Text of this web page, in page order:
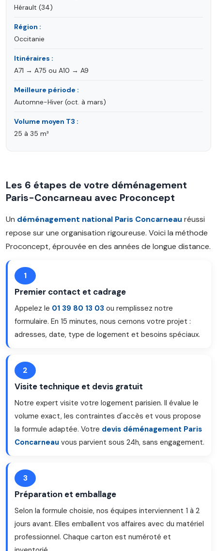
Hérault (34)
Région :
Occitanie
Itinéraires :
A71 → A75 ou A10 → A9
Meilleure période :
Automne-Hiver (oct. à mars)
Volume moyen T3 :
25 à 35 m³
Les 6 étapes de votre déménagement
Paris-Concarneau avec Proconcept
Un déménagement national Paris Concarneau réussi
repose sur une organisation rigoureuse. Voici la méthode
Proconcept, éprouvée en des années de longue distance.
1
Premier contact et cadrage
Appelez le 01 39 80 13 03 ou remplissez notre
formulaire. En 15 minutes, nous cernons votre projet :
adresses, date, type de logement et besoins spéciaux.
2
Visite technique et devis gratuit
Notre expert visite votre logement parisien. Il évalue le
volume exact, les contraintes d'accès et vous propose
la formule adaptée. Votre devis déménagement Paris
Concarneau vous parvient sous 24h, sans engagement.
3
Préparation et emballage
Selon la formule choisie, nos équipes interviennent 1 à 2
jours avant. Elles emballent vos affaires avec du matériel
professionnel. Chaque carton est numéroté et